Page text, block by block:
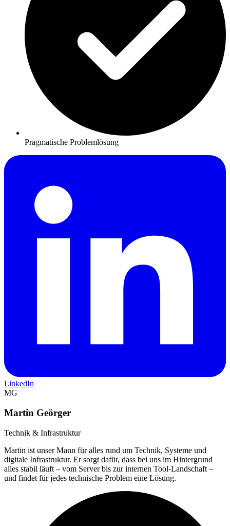
Pragmatische Problemlösung
LinkedIn
MG
Martin Geörger
Technik & Infrastruktur
Martin ist unser Mann für alles rund um Technik, Systeme und
digitale Infrastruktur. Er sorgt dafür, dass bei uns im Hintergrund
alles stabil läuft – vom Server bis zur internen Tool-Landschaft –
und findet für jedes technische Problem eine Lösung.